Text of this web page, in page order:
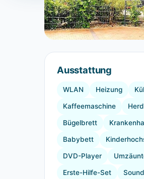
Ausstattung
WLAN Heizung
Kaffeemaschine
Bügelbrett
Babybett
DVD-Player
Erste-Hilfe-Set